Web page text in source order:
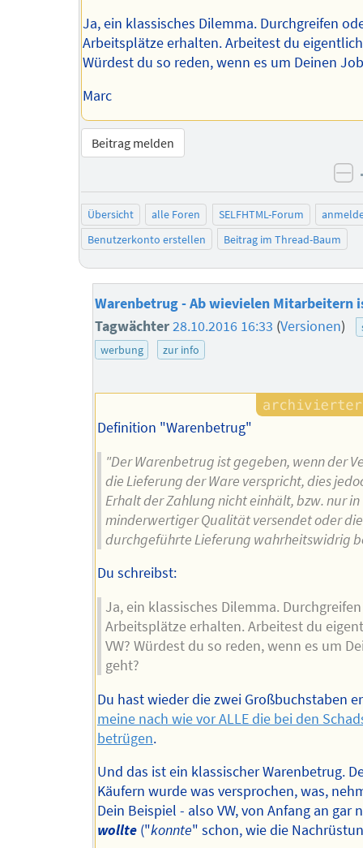
Ja, ein klassisches Dilemma. Durchgreifen
Arbeitsplätze erhalten. Arbeitest du eigentlich
Würdest du so reden, wenn es um Deinen
Marc
Beitrag melden
Übersicht alle Foren SELFHTML-Forum
Benutzerkonto erstellen
Beitrag im Thread-Baum
Warenbetrug - Ab wievielen Mitarbeitern
Tagwächter28.10.2016 16:33 (Versionen)
werbung
zur info
Definition "Warenbetrug"
"Der Warenbetrug ist gegeben, wenn der
die Lieferung der Ware verspricht, dies
Erhalt der Zahlung nicht einhält, bzw. nur in
minderwertiger Qualität versendet oder die
durchgeführte Lieferung wahrheitswidrig
Du schreibst:
Ja, ein klassisches Dilemma.
Arbeitsplätze erhalten. Arbeitest du
VW? Würdest du so reden, wenn es um
geht?
Du hast wieder die zwei Großbuchstaben
meine nach wie vor ALLE die bei den
betrügen.
Und das ist ein klassischer Warenbetrug.
Käufern wurde was versprochen, was,
Dein Beispiel - also VW, von Anfang an gar
wollte("konnte" schon, wie die